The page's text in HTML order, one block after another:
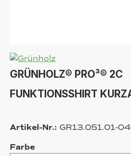
GRÜNHOLZ® PRO³® 2C
FUNKTIONSSHIRT
Artikel-Nr.: GR13.051.01-
Farbeauswählen